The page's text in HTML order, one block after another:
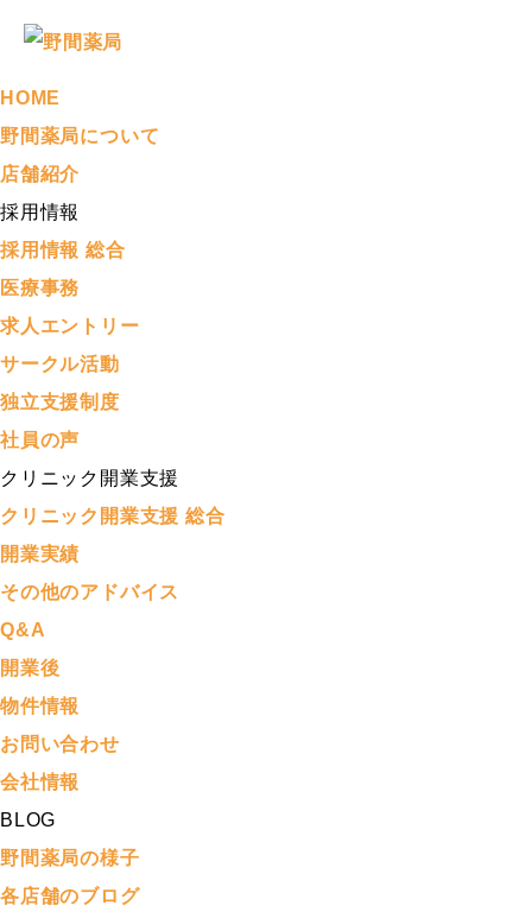
HOME
野間薬局について
店舗紹介
採用情報
採用情報 総合
医療事務
求人エントリー
サークル活動
独立支援制度
社員の声
クリニック開業支援
クリニック開業支援 総合
開業実績
その他のアドバイス
Q&A
開業後
物件情報
お問い合わせ
会社情報
BLOG
野間薬局の様子
各店舗のブログ